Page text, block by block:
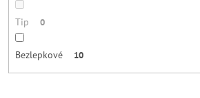
Tip 0
Bezlepkové 10